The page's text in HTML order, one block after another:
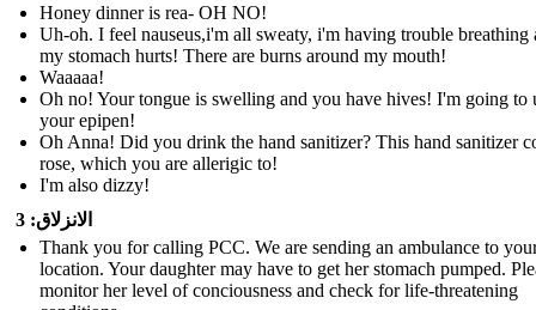
Honey dinner is rea- OH NO!
Uh-oh. I feel nauseus,i'm all sweaty, i'm having trouble breathing
my stomach hurts! There are burns around my mouth!
Waaaaa!
Oh no! Your tongue is swelling and you have hives! I'm going to
your epipen!
Oh Anna! Did you drink the hand sanitizer? This hand sanitizer
rose, which you are allerigic to!
I'm also dizzy!
الانزلاق: 3
Thank you for calling PCC. We are sending an ambulance to
location. Your daughter may have to get her stomach pumped.
monitor her level of conciousness and check for life-threatening